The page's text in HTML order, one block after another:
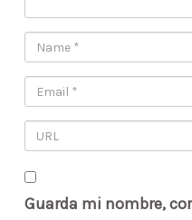
Guarda mi nombre,